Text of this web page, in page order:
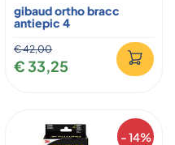
gibaud ortho bracc
antiepic 4
€ 42,00
€ 33,25
- 14%